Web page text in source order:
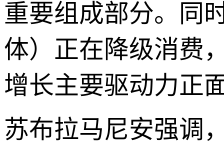
重要组成部分。同
体）正在降级消费
增长主要驱动力正
苏布拉马尼安强调